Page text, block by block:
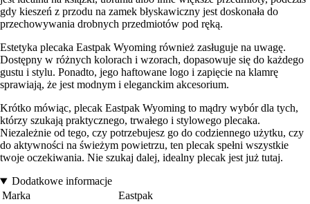
gdy kieszeń z przodu na zamek błyskawiczny jest doskonała do
przechowywania drobnych przedmiotów pod ręką.
Estetyka plecaka Eastpak Wyoming również zasługuje na uwagę.
Dostępny w różnych kolorach i wzorach, dopasowuje się do każdego
gustu i stylu. Ponadto, jego haftowane logo i zapięcie na klamrę
sprawiają, że jest modnym i eleganckim akcesorium.
Krótko mówiąc, plecak Eastpak Wyoming to mądry wybór dla tych,
którzy szukają praktycznego, trwałego i stylowego plecaka.
Niezależnie od tego, czy potrzebujesz go do codziennego użytku, czy
do aktywności na świeżym powietrzu, ten plecak spełni wszystkie
twoje oczekiwania. Nie szukaj dalej, idealny plecak jest już tutaj.
Dodatkowe informacje
Marka
Eastpak